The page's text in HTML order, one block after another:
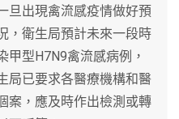
旦出現禽流感疫情做好預
，衛生局預計未來一段時
甲型H7N9禽流感病例，
局已要求各醫療機構和醫
案，應及時作出檢測或轉